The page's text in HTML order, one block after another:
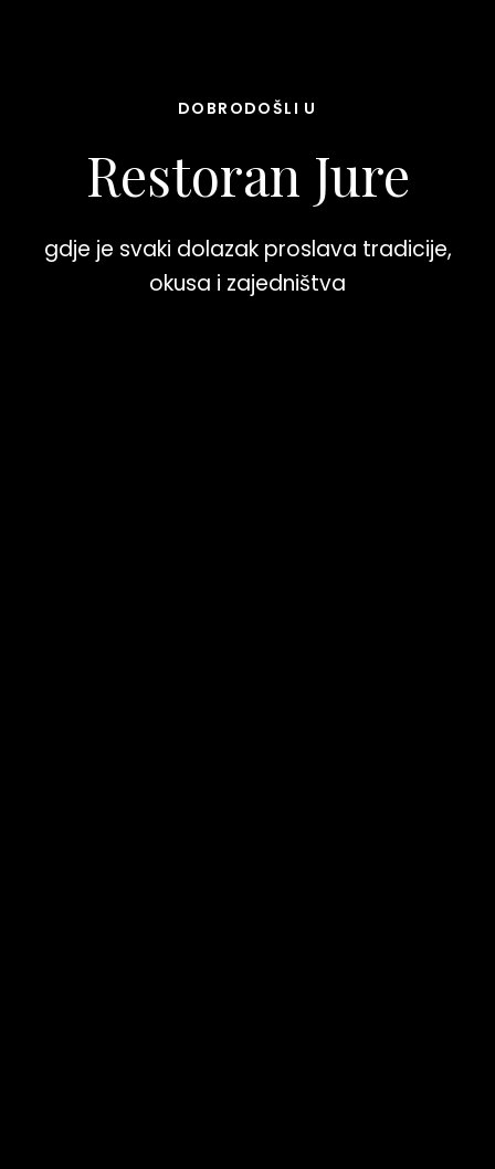
DOBRODOŠLI U
Restoran Jure
gdje je svaki dolazak proslava tradicije,
okusa i zajedništva